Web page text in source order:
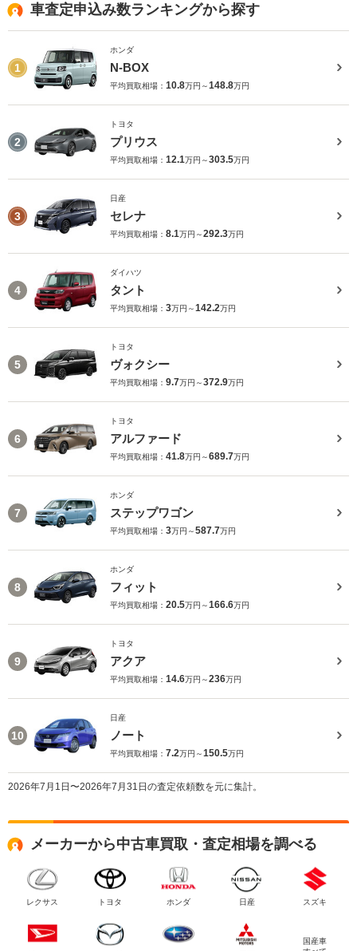
車査定申込み数ランキングから探す
1
ホンダ
N-BOX
平均買取相場： 10.8万円～148.8万円
2
トヨタ
プリウス
平均買取相場： 12.1万円～303.5万円
3
日産
セレナ
平均買取相場： 8.1万円～292.3万円
4
ダイハツ
タント
平均買取相場： 3万円～142.2万円
5
トヨタ
ヴォクシー
平均買取相場： 9.7万円～372.9万円
6
トヨタ
アルファード
平均買取相場： 41.8万円～689.7万円
7
ホンダ
ステップワゴン
平均買取相場： 3万円～587.7万円
8
ホンダ
フィット
平均買取相場： 20.5万円～166.6万円
9
トヨタ
アクア
平均買取相場： 14.6万円～236万円
10
日産
ノート
平均買取相場： 7.2万円～150.5万円
2026年7月1日〜2026年7月31日の査定依頼数を元に集計。
メーカーから中古車買取・査定相場を調べる
レクサス トヨタ ホンダ 日産 スズキ
国産車